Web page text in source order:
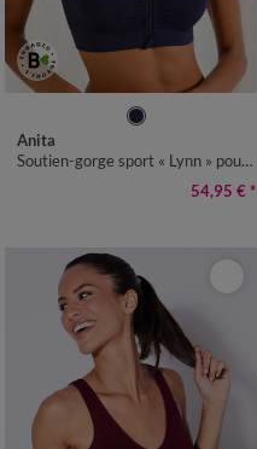
L XL
Anita
Soutien-gorge sport « Lynn » pour prothèses forme bustier - sans armatures
54,95 € *